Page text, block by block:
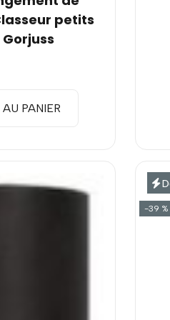
petits
PANIER
-39 %